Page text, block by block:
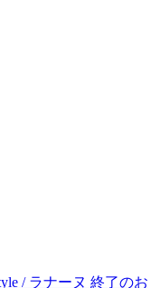
/ ラナーヌ 終了のお